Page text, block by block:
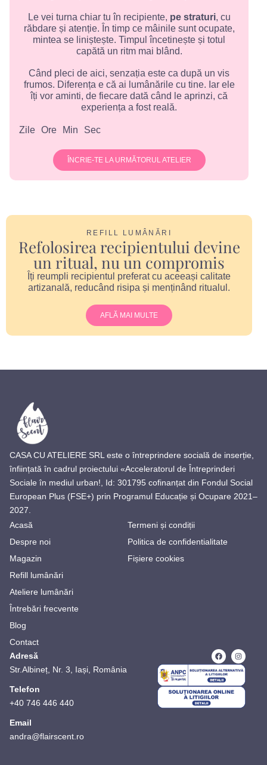
Le vei turna chiar tu în recipiente, pe straturi, cu
răbdare și atenție. În timp ce mâinile sunt ocupate,
mintea se liniștește. Timpul încetinește și totul
capătă un ritm mai blând.
Când pleci de aici, senzația este ca după un vis
frumos. Diferența e că ai lumânările cu tine. Iar ele
îți vor aminti, de fiecare dată când le aprinzi, că
experiența a fost reală.
Zile Ore Min Sec
ÎNCRIE-TE LA URMĂTORUL ATELIER
REFILL LUMÂNĂRI
Refolosirea recipientului devine
un ritual, nu un compromis
Îți reumpli recipientul preferat cu aceeași calitate
artizanală, reducând risipa și menținând ritualul.
AFLĂ MAI MULTE
CASA CU ATELIERE SRL este o întreprindere socială de inserție,
înființată în cadrul proiectului «Acceleratorul de Întreprinderi
Sociale în mediul urban!, Id: 301795 cofinanțat din Fondul Social
European Plus (FSE+) prin Programul Educație și Ocupare 2021–
2027.
Acasă
Despre noi
Magazin
Refill lumânări
Ateliere lumânări
Întrebări frecvente
Blog
Contact
Termeni și condiții
Politica de confidentialitate
Fișiere cookies
Adresă
Str.Albineț, Nr. 3, Iași, România
Telefon
+40 746 446 440
Email
andra@flairscent.ro